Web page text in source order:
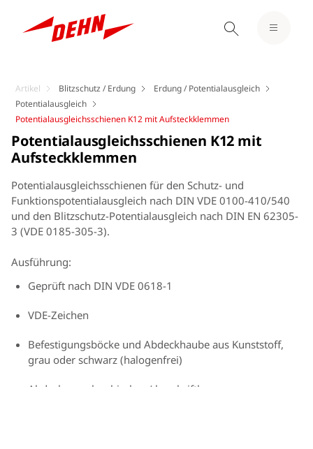
Artikel Blitzschutz / Erdung
Erdung / Potentialausgleich
Potentialausgleich
Potentialausgleichsschienen K12 mit Aufsteckklemmen
Potentialausgleichsschienen K12 mit
Aufsteckklemmen
Potentialausgleichsschienen für den Schutz- und
Funktionspotentialausgleich nach DIN VDE 0100-410/540
und den Blitzschutz-Potentialausgleich nach DIN EN 62305-
3 (VDE 0185-305-3).
Ausführung:
Geprüft nach DIN VDE 0618-1
VDE-Zeichen
Befestigungsböcke und Abdeckhaube aus Kunststoff,
grau oder schwarz (halogenfrei)
Abdeckung plombierbar / beschriftbar